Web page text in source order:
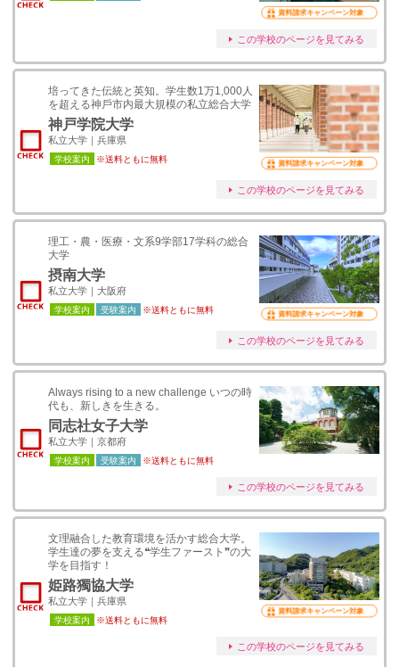
資料請求キャンペーン対象
この学校のページを見てみる
培ってきた伝統と英知。学⽣数1万1,000⼈
を超える神⼾市内最⼤規模の私立総合⼤学
神戸学院大学
私立大学｜兵庫県
学校案内 ※送料ともに無料 資料請求キャンペーン対象
この学校のページを見てみる
理工・農・医療・文系9学部17学科の総合
大学
摂南大学
私立大学｜大阪府
学校案内 受験案内 ※送料ともに無料 資料請求キャンペーン対象
この学校のページを見てみる
Always rising to a new challenge いつの時
代も、新しきを生きる。
同志社女子大学
私立大学｜京都府
学校案内 受験案内 ※送料ともに無料
この学校のページを見てみる
文理融合した教育環境を活かす総合大学。
学生達の夢を支える❝学生ファースト❞の大
学を目指す！
姫路獨協大学
私立大学｜兵庫県
学校案内 ※送料ともに無料
資料請求キャンペーン対象
この学校のページを見てみる